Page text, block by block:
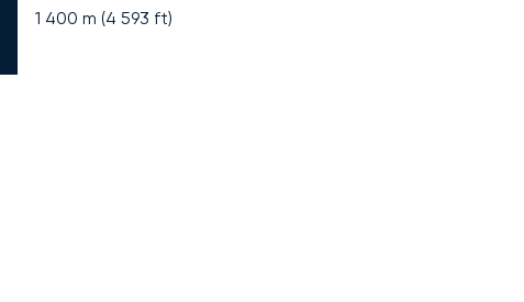
1 400 m (4 593 ft)